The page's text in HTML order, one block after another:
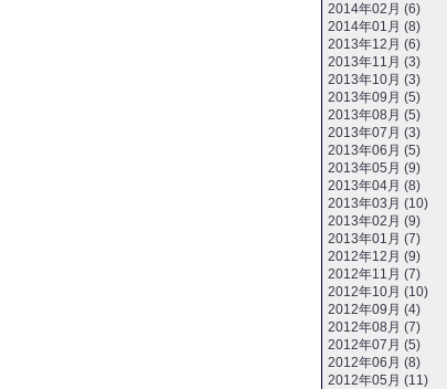
2014年02月 (6)
2014年01月 (8)
2013年12月 (6)
2013年11月 (3)
2013年10月 (3)
2013年09月 (5)
2013年08月 (5)
2013年07月 (3)
2013年06月 (5)
2013年05月 (9)
2013年04月 (8)
2013年03月 (10)
2013年02月 (9)
2013年01月 (7)
2012年12月 (9)
2012年11月 (7)
2012年10月 (10)
2012年09月 (4)
2012年08月 (7)
2012年07月 (5)
2012年06月 (8)
2012年05月 (11)